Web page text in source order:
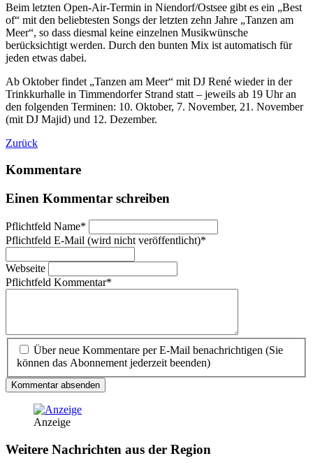
Beim letzten Open-Air-Termin in Nien­dorf/Ostsee gibt es ein „Best
of“ mit den beliebtesten Songs der letzten zehn Jahre „Tanzen am
Meer“, so dass diesmal keine einzelnen Musikwünsche
berücksichtigt werden. Durch den bunten Mix ist automatisch für
jeden etwas dabei.
Ab Oktober findet „Tanzen am Meer“ mit DJ René wieder in der
Trinkkurhalle in Timmendorfer Strand statt – jeweils ab 19 Uhr an
den folgenden Terminen: 10. Oktober, 7. November, 21. November
(mit DJ Majid) und 12. Dezember.
Zurück
Kommentare
Einen Kommentar schreiben
Pflichtfeld Name*
Pflichtfeld E-Mail (wird nicht veröffentlicht)*
Webseite
Pflichtfeld Kommentar*
Über neue Kommentare per E-Mail benachrichtigen (Sie
können das Abonnement jederzeit beenden)
Kommentar absenden
Anzeige
Weitere Nachrichten aus der Region